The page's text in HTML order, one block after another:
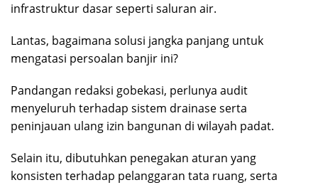
infrastruktur dasar seperti saluran air.
Lantas, bagaimana solusi jangka panjang untuk
mengatasi persoalan banjir ini?
Pandangan redaksi gobekasi, perlunya audit
menyeluruh terhadap sistem drainase serta
peninjauan ulang izin bangunan di wilayah padat.
Selain itu, dibutuhkan penegakan aturan yang
konsisten terhadap pelanggaran tata ruang, serta